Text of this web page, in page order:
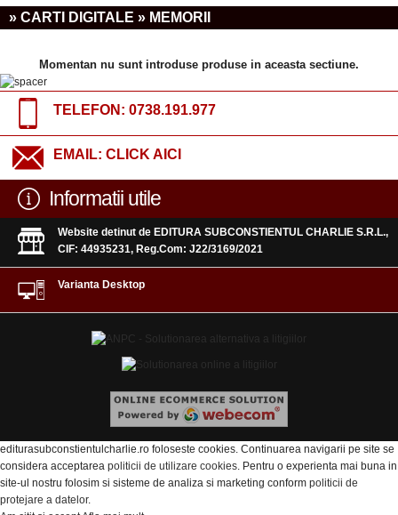
» CARTI DIGITALE » MEMORII
Momentan nu sunt introduse produse in aceasta sectiune.
TELEFON: 0738.191.977
EMAIL: CLICK AICI
Informatii utile
Website detinut de EDITURA SUBCONSTIENTUL CHARLIE S.R.L.,
CIF: 44935231, Reg.Com: J22/3169/2021
Varianta Desktop
editurasubconstientulcharlie.ro foloseste cookies. Continuarea navigarii pe site se
considera acceptarea politicii de utilizare cookies . Pentru o experienta mai buna in
site-ul nostru folosim si sisteme de analiza si marketing conform politicii de
protejare a datelor.